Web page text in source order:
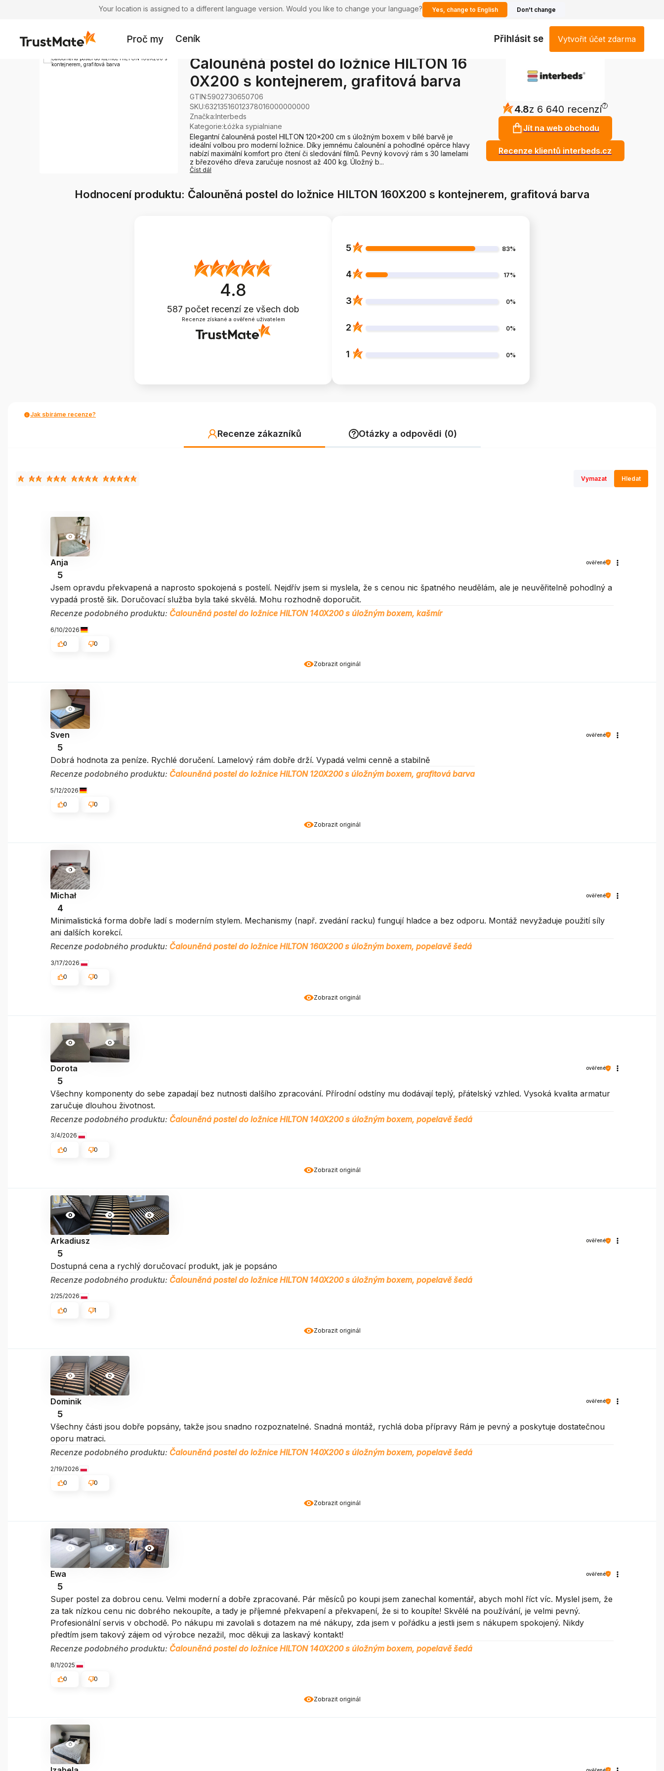
Your location is assigned to a different language version. Would you like to change your language? Yes, change to English Don't change
Proč my Ceník Přihlásit se Vytvořit účet zdarma
Čalouněná postel do ložnice HILTON 16
0X200 s kontejnerem, grafitová barva
GTIN:5902730650706
SKU:63213516012378016000000000
Značka:Interbeds
Kategorie:Łóżka sypialniane
Elegantní čalouněná postel HILTON 120x200 cm s úložným boxem v bílé barvě je
ideální volbou pro moderní ložnice. Díky jemnému čalounění a pohodlné opěrce hlavy
nabízí maximální komfort pro čtení či sledování filmů. Pevný kovový rám s 30 lamelami
z březového dřeva zaručuje nosnost až 400 kg. Úložný b...
Číst dál
4.8z 6 640 recenzí ?
Jít na web obchodu
Recenze klientů interbeds.cz
Hodnocení produktu: Čalouněná postel do ložnice HILTON 160X200 s kontejnerem, grafitová barva
4.8
587 počet recenzí ze všech dob
Recenze získané a ověřené uživatelem
5 83%
4 17%
3 0%
2 0%
1 0%
Jak sbíráme recenze?
Recenze zákazníků Otázky a odpovědi (0)
Vymazat Hledat
Zobrazit originál
Anja ověřené
5
Jsem opravdu překvapená a naprosto spokojená s postelí. Nejdřív jsem si myslela, že s cenou nic špatného neudělám, ale je neuvěřitelně pohodlný a
vypadá prostě šik. Doručovací služba byla také skvělá. Mohu rozhodně doporučit.
Recenze podobného produktu: Čalouněná postel do ložnice HILTON 140X200 s úložným boxem, kašmír
6/10/2026
0
0
Zobrazit originál
Sven ověřené
5
Dobrá hodnota za peníze. Rychlé doručení. Lamelový rám dobře drží. Vypadá velmi cenně a stabilně
Recenze podobného produktu: Čalouněná postel do ložnice HILTON 120X200 s úložným boxem, grafitová barva
5/12/2026
0
0
Zobrazit originál
Michał ověřené
4
Minimalistická forma dobře ladí s moderním stylem. Mechanismy (např. zvedání racku) fungují hladce a bez odporu. Montáž nevyžaduje použití síly
ani dalších korekcí.
Recenze podobného produktu: Čalouněná postel do ložnice HILTON 160X200 s úložným boxem, popelavě šedá
3/17/2026
0
0
Zobrazit originál
Dorota ověřené
5
Všechny komponenty do sebe zapadají bez nutnosti dalšího zpracování. Přírodní odstíny mu dodávají teplý, přátelský vzhled. Vysoká kvalita armatur
zaručuje dlouhou životnost.
Recenze podobného produktu: Čalouněná postel do ložnice HILTON 140X200 s úložným boxem, popelavě šedá
3/4/2026
0
0
Zobrazit originál
Arkadiusz ověřené
5
Dostupná cena a rychlý doručovací produkt, jak je popsáno
Recenze podobného produktu: Čalouněná postel do ložnice HILTON 140X200 s úložným boxem, popelavě šedá
2/25/2026
0
1
Zobrazit originál
Dominik ověřené
5
Všechny části jsou dobře popsány, takže jsou snadno rozpoznatelné. Snadná montáž, rychlá doba přípravy Rám je pevný a poskytuje dostatečnou
oporu matraci.
Recenze podobného produktu: Čalouněná postel do ložnice HILTON 140X200 s úložným boxem, popelavě šedá
2/19/2026
0
0
Zobrazit originál
Ewa ověřené
5
Super postel za dobrou cenu. Velmi moderní a dobře zpracované. Pár měsíců po koupi jsem zanechal komentář, abych mohl říct víc. Myslel jsem, že
za tak nízkou cenu nic dobrého nekoupíte, a tady je příjemné překvapení a překvapení, že si to koupíte! Skvělé na používání, je velmi pevný.
Profesionální servis v obchodě. Po nákupu mi zavolali s dotazem na mé nákupy, zda jsem v pořádku a jestli jsem s nákupem spokojený. Nikdy
předtím jsem takový zájem od výrobce nezažil, moc děkuji za laskavý kontakt!
Recenze podobného produktu: Čalouněná postel do ložnice HILTON 140X200 s úložným boxem, popelavě šedá
8/1/2025
0
0